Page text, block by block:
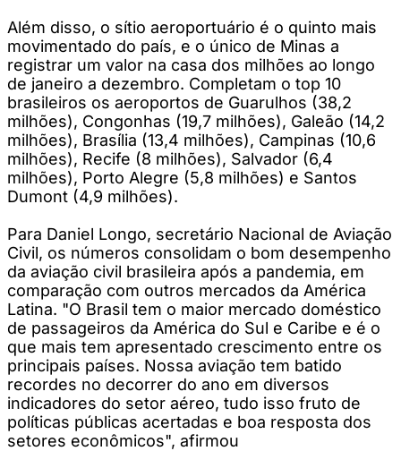
Além disso, o sítio aeroportuário é o quinto mais
movimentado do país, e o único de Minas a
registrar um valor na casa dos milhões ao longo
de janeiro a dezembro. Completam o top 10
brasileiros os aeroportos de Guarulhos (38,2
milhões), Congonhas (19,7 milhões), Galeão (14,2
milhões), Brasília (13,4 milhões), Campinas (10,6
milhões), Recife (8 milhões), Salvador (6,4
milhões), Porto Alegre (5,8 milhões) e Santos
Dumont (4,9 milhões).
Para Daniel Longo, secretário Nacional de Aviação
Civil, os números consolidam o bom desempenho
da aviação civil brasileira após a pandemia, em
comparação com outros mercados da América
Latina. "O Brasil tem o maior mercado doméstico
de passageiros da América do Sul e Caribe e é o
que mais tem apresentado crescimento entre os
principais países. Nossa aviação tem batido
recordes no decorrer do ano em diversos
indicadores do setor aéreo, tudo isso fruto de
políticas públicas acertadas e boa resposta dos
setores econômicos", afirmou